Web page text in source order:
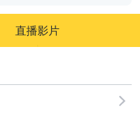
直播影片